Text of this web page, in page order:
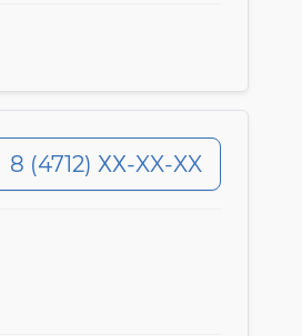
8 (4712) ХХ-XX-XX